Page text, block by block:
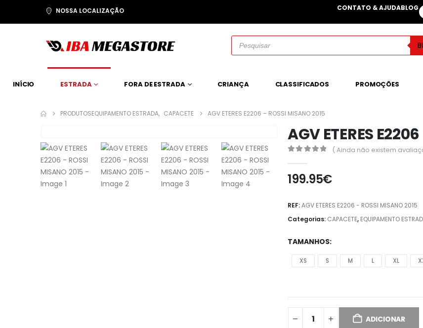
NOSSA LOCALIZAÇÃO CONTATO & AJUDABLOG
INÍCIO ESTRADA FORA DE ESTRADA CRIANÇA CLASSIFICADOS PROMOÇÕES
PRODUTOSEQUIPAMENTO ESTRADA, CAPACETE AGV ETERES E2206 – ROSSI MISANO 2015
AGV ETERES
( Ainda não existem
199.95€
REF:AGV ETERES E2206 - ROSSI MISANO 2015
Categorias: CAPACETE, EQUIPAMENTO
TAMANHOS
XS S M L XL
ADICIONAR